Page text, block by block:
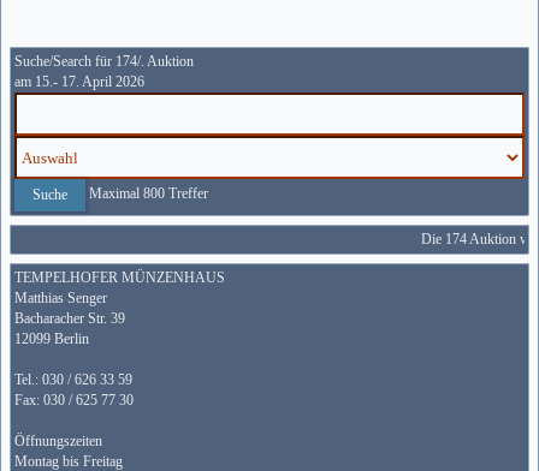
Suche/Search für 174/. Auktion
am 15.- 17. April 2026
Maximal 800 Treffer
Die 174 Auktion
TEMPELHOFER MÜNZENHAUS
Matthias Senger
Bacharacher Str. 39
12099 Berlin
Tel.: 030 / 626 33 59
Fax: 030 / 625 77 30
Öffnungszeiten
Montag bis Freitag